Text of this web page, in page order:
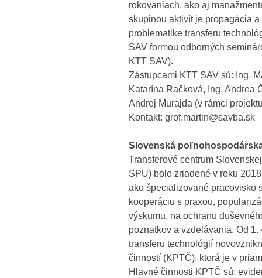
rokovaniach, ako aj
skupinou aktivít je propagácia
problematike transferu
SAV formou odborných
KTT SAV).
Zástupcami KTT SAV sú: Ing.
Katarína Račková, Ing. Andrea
Andrej Murajda (v rámci
Kontakt: grof.martin@savba.sk
Slovenská
Transferové centrum
SPU) bolo zriadené v roku
ako špecializované pracovisko
kooperáciu s praxou,
výskumu, na ochranu
poznatkov a vzdelávania. Od
transferu technológií
činností (KPTČ), ktorá je v
Hlavné činnosti KPTČ sú: